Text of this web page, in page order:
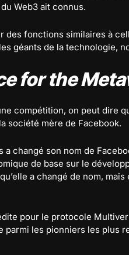
Web3 ait connus.
des fonctions similaires à
géants de la technologie,
for the
compétition, on peut dire
société mère de Facebook.
a changé son nom de
de base sur le
a changé de nom,
pour le protocole
parmi les pionniers les plus